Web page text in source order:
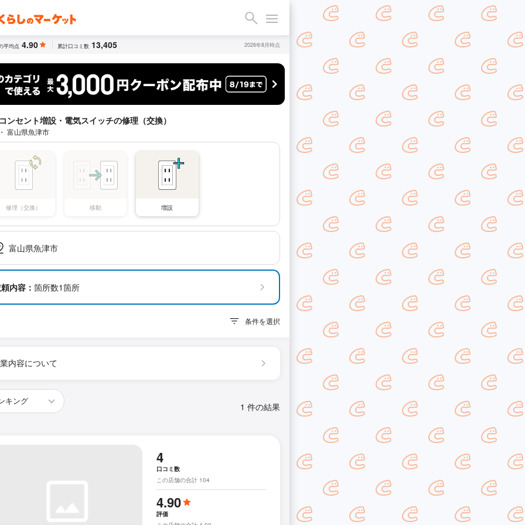
平均点 4.90 累計口コミ数 13,405 2026年8月時点
ンセント増設・電気スイッチの修理（交換）
富山県魚津市
修理（交換） 移動 増設
富山県魚津市
内容： 箇所数1箇所
条件を選択
内容について
1 件の結果
4
口コミ数
この店舗の合計 104
4.90
評価